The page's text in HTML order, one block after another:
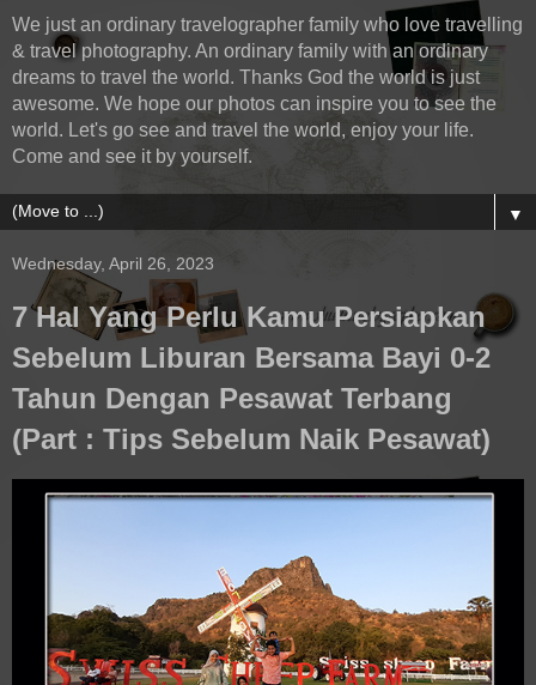
We just an ordinary travelographer family who love travelling
& travel photography. An ordinary family with an ordinary
dreams to travel the world. Thanks God the world is just
awesome. We hope our photos can inspire you to see the
world. Let's go see and travel the world, enjoy your life.
Come and see it by yourself.
▼
Wednesday, April 26, 2023
7 Hal Yang Perlu Kamu Persiapkan
Sebelum Liburan Bersama Bayi 0-2
Tahun Dengan Pesawat Terbang
(Part : Tips Sebelum Naik Pesawat)